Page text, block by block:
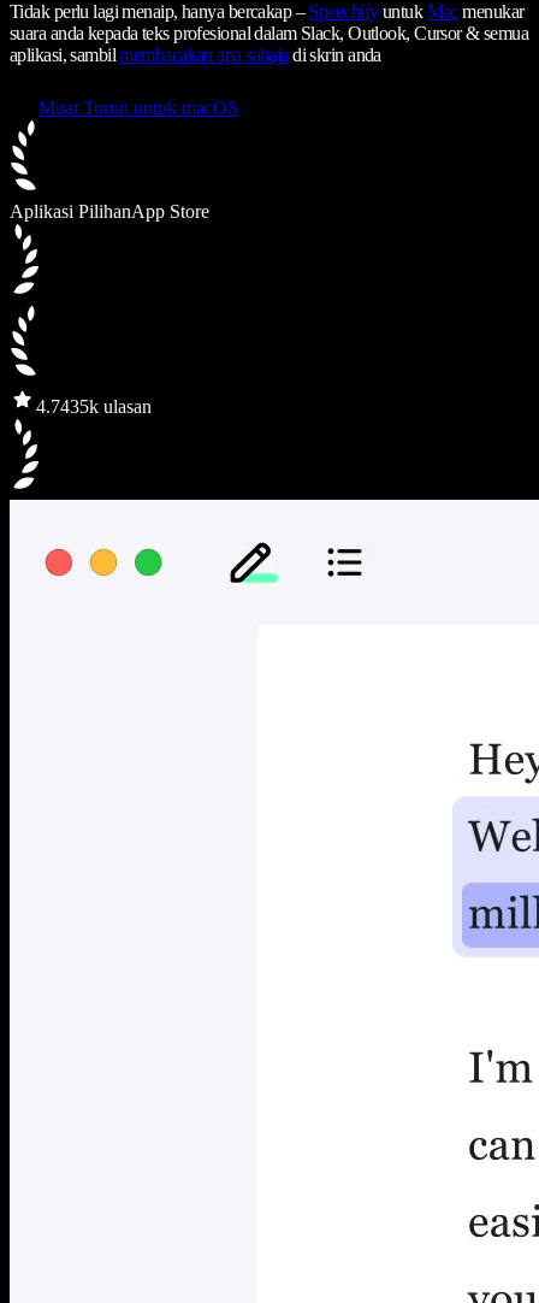
Tidak perlu lagi menaip, hanya bercakap –SpeechifyuntukMacmenukar
suara anda kepada teks profesional dalam Slack, Outlook, Cursor & semua
aplikasi, sambilmembacakan apa sahaja di skrin anda
Muat Turun untuk macOS
Aplikasi PilihanApp Store
4.7435k ulasan